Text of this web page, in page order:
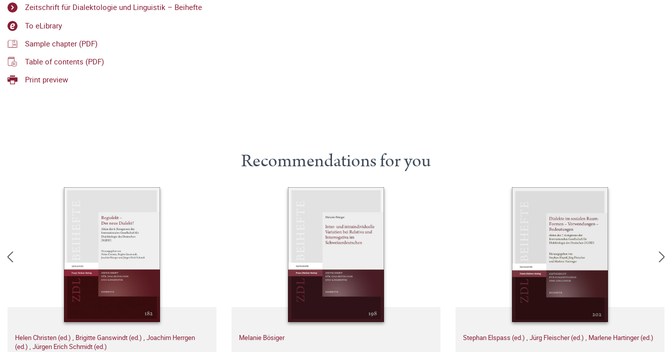
Zeitschrift für Dialektologie und Linguistik – Beihefte
To eLibrary
Sample chapter (PDF)
Table of contents (PDF)
Print preview
Recommendations for you
Helen Christen (ed.) , Brigitte Ganswindt (ed.) , Joachim Herrgen
(ed.) , Jürgen Erich Schmidt (ed.)
Melanie Bösiger Stephan Elspass (ed.) , Jürg Fleischer (ed.) , Marlene Hartinger (ed.)